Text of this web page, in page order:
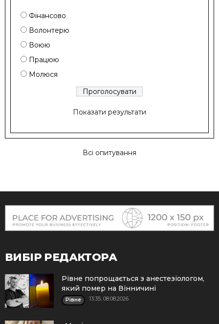
Фінансово
Волонтерю
Воюю
Працюю
Молюся
Показати результати
Всі опитування
ВИБІР РЕДАКТОРА
Рівне попрощається з анестезіологом,
який помер на Вінничині
Рівне 13:35, 08.08.2026